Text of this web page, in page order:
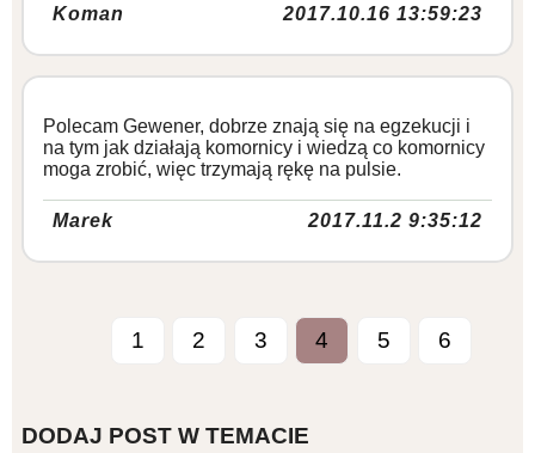
Koman 2017.10.16 13:59:23
Polecam Gewener, dobrze znają się na egzekucji i
na tym jak działają komornicy i wiedzą co komornicy
moga zrobić, więc trzymają rękę na pulsie.
Marek 2017.11.2 9:35:12
1 2 3 4 5 6
DODAJ POST W TEMACIE